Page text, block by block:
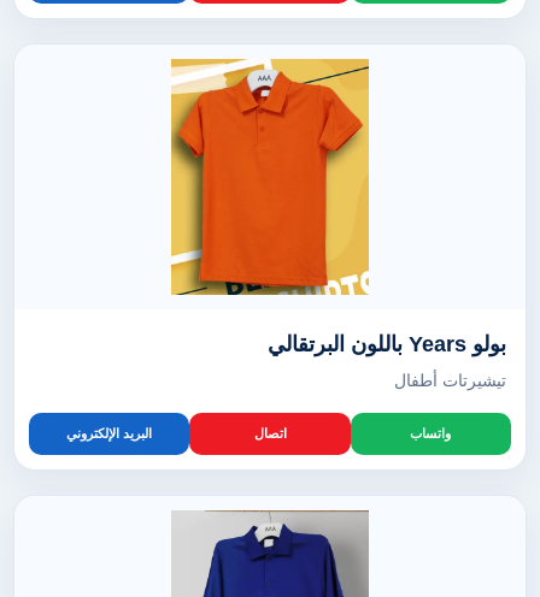
بولو Years باللون البرتقالي
تيشيرتات أطفال
واتساب اتصال البريد الإلكتروني